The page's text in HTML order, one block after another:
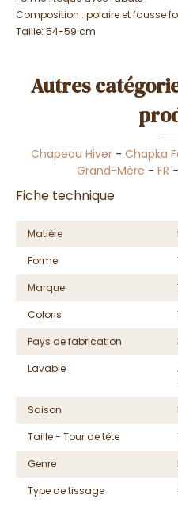
Composition : polaire et fausse
Taille: 54-59 cm
Autres
Chapeau Hiver- Chapka
Grand-Mère - FR -
Fiche technique
Matière
Forme
Marque
Coloris
Pays de fabrication
Lavable
Saison
Taille - Tour de tête
Genre
Type de tissage